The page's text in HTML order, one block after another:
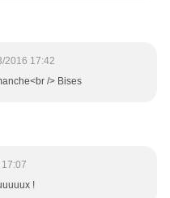
2016 17:42
/> Bises
!